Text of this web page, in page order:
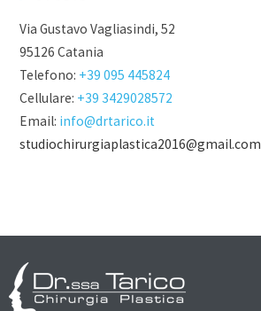
Via Gustavo Vagliasindi, 52
95126 Catania
Telefono: +39 095 445824
Cellulare: +39 3429028572
Email: info@drtarico.it
studiochirurgiaplastica2016@gmail.com